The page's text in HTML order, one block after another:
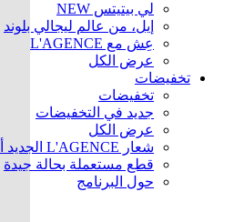
لي بيتيتس NEW
إيل، من عالم ليجالي بلوند
عِش مع L'AGENCE
عرض الكل
تخفيضات
تخفيضات
جديد في التخفيضات
عرض الكل
شعار L'AGENCE الجديد أخيرًا
قطع مستعملة بحالة جيدة
حول البرنامج